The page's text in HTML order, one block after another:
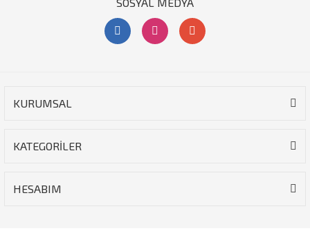
KURUMSAL
KATEGORİLER
HESABIM